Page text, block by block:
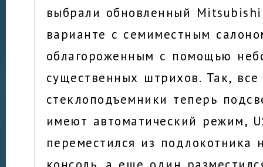
выбрали обновленный
варианте c семиместным
облагороженным с помощью
существенных штрихов. Так, все
стеклоподъемники теперь
имеют автоматический режим,
переместился из подлокотника